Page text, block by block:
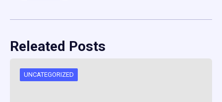
Releated Posts
UNCATEGORIZED